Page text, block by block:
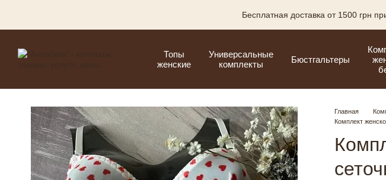
Бесплатная доставка от 1500 грн
Топы
женские
Универсальные
комплекты
Бюстгальтеры
Главная
Комплект